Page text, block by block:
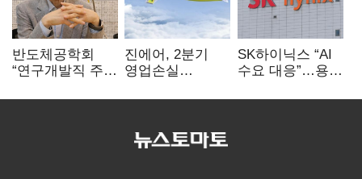
반도체공학회
“연구개발직 주
개선해야”
진에어, 2분기
영업손실
상승 여파
SK하이닉스 “AI
수요 대응”…용인
투자